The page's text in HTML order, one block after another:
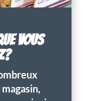
VOUS